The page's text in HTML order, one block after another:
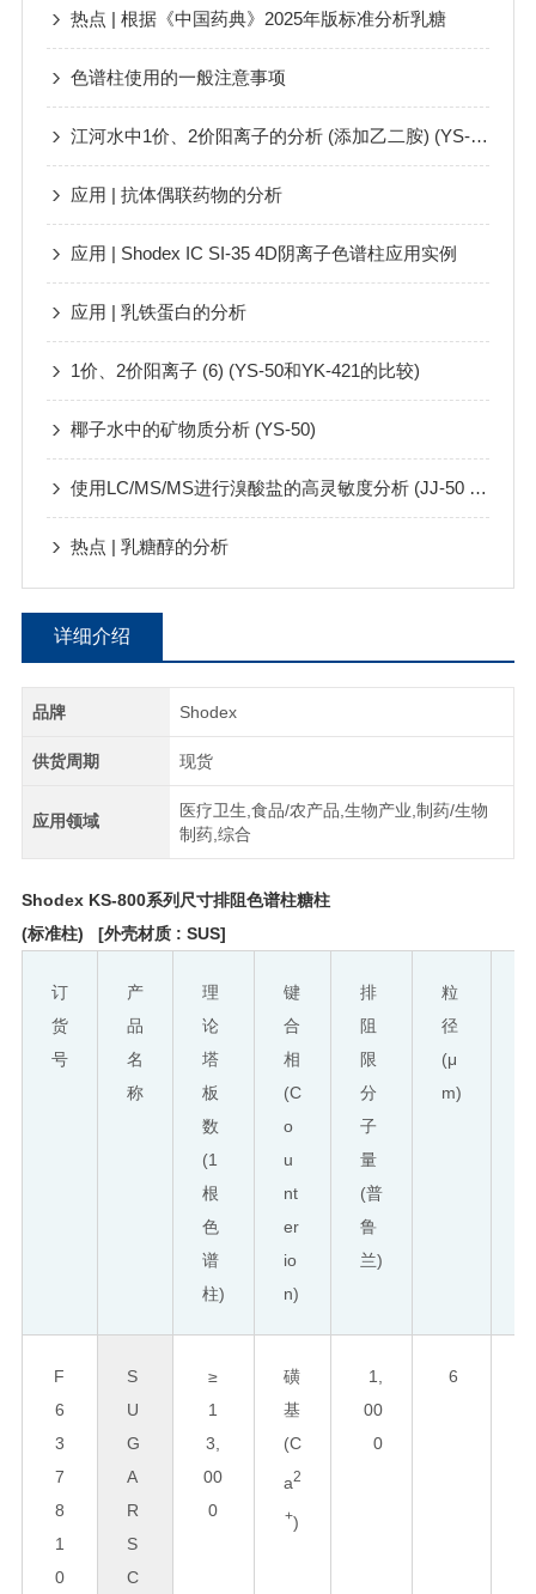
热点 | 根据《中国药典》2025年版标准分析乳糖
色谱柱使用的一般注意事项
江河水中1价、2价阳离子的分析 (添加乙二胺) (YS-50)
应用 | 抗体偶联药物的分析
应用 | Shodex IC SI-35 4D阴离子色谱柱应用实例
应用 | 乳铁蛋白的分析
1价、2价阳离子 (6) (YS-50和YK-421的比较)
椰子水中的矿物质分析 (YS-50)
使用LC/MS/MS进行溴酸盐的高灵敏度分析 (JJ-50 2D)
热点 | 乳糖醇的分析
详细介绍
品牌 Shodex
供货周期 现货
应用领域
医疗卫生,食品/农产品,生物产业,制药/生物
制药,综合
Shodex KS-800系列尺寸排阻色谱柱糖柱
(标准柱) [外壳材质 : SUS]
订
货
号
产
品
名
称
理
论
塔
板
数
(1
根
色
谱
柱)
键
合
相
(C
o
u
nt
er
io
n)
排
阻
限
分
子
量
(普
鲁
兰)
粒
径
(μ
m)
F
6
3
7
8
1
0
S
U
G
A
R
S
C
≥
1
3,
00
0
磺
基
(C
a2
+)
1,
00
0
6